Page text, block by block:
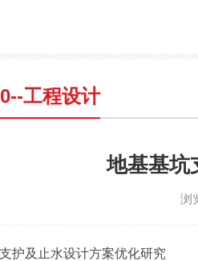
工程设计
地基基坑
浏
护及止水设计方案优化研究